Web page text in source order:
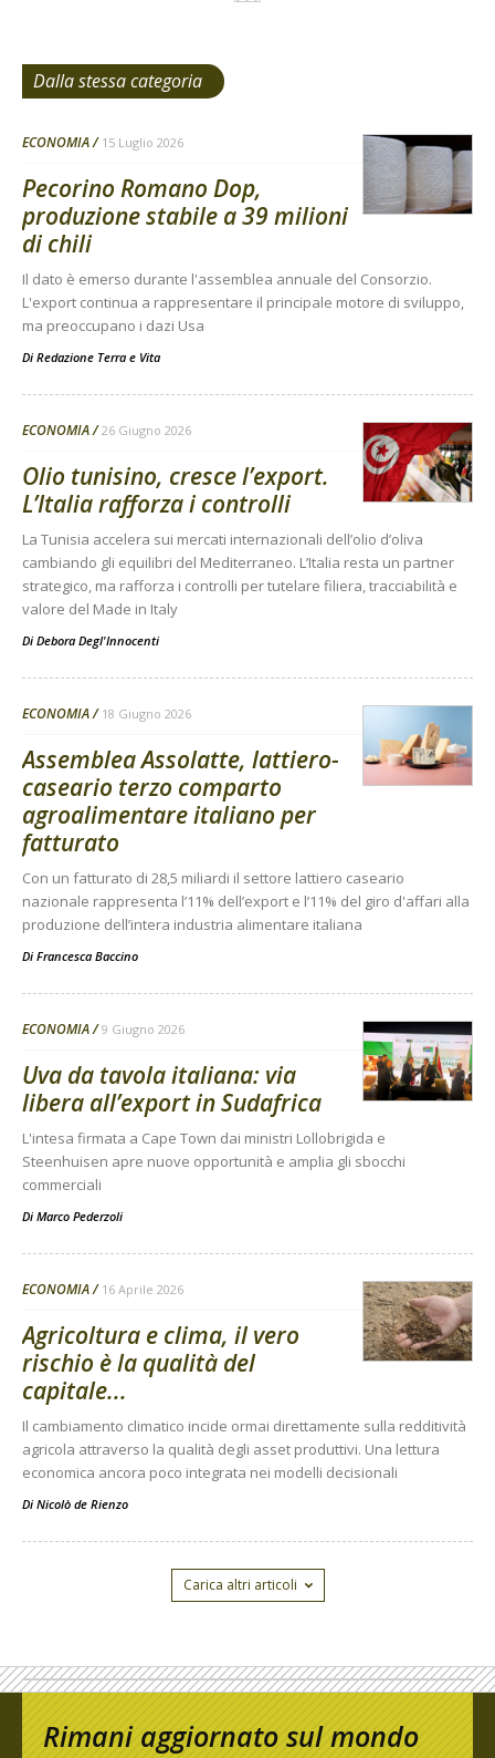
Dalla stessa categoria
ECONOMIA 15 Luglio 2026
Pecorino Romano Dop,
produzione stabile a 39 milioni
di chili
Il dato è emerso durante l'assemblea annuale del Consorzio.
L'export continua a rappresentare il principale motore di sviluppo,
ma preoccupano i dazi Usa
Di Redazione Terra e Vita
ECONOMIA 26 Giugno 2026
Olio tunisino, cresce l’export.
L’Italia rafforza i controlli
La Tunisia accelera sui mercati internazionali dell’olio d’oliva
cambiando gli equilibri del Mediterraneo. L’Italia resta un partner
strategico, ma rafforza i controlli per tutelare filiera, tracciabilità e
valore del Made in Italy
Di Debora Degl'Innocenti
ECONOMIA 18 Giugno 2026
Assemblea Assolatte, lattiero-
caseario terzo comparto
agroalimentare italiano per
fatturato
Con un fatturato di 28,5 miliardi il settore lattiero caseario
nazionale rappresenta l’11% dell’export e l’11% del giro d'affari alla
produzione dell’intera industria alimentare italiana
Di Francesca Baccino
ECONOMIA 9 Giugno 2026
Uva da tavola italiana: via
libera all’export in Sudafrica
L'intesa firmata a Cape Town dai ministri Lollobrigida e
Steenhuisen apre nuove opportunità e amplia gli sbocchi
commerciali
Di Marco Pederzoli
ECONOMIA 16 Aprile 2026
Agricoltura e clima, il vero
rischio è la qualità del
capitale...
Il cambiamento climatico incide ormai direttamente sulla redditività
agricola attraverso la qualità degli asset produttivi. Una lettura
economica ancora poco integrata nei modelli decisionali
Di Nicolò de Rienzo
Carica altri articoli
Rimani aggiornato sul mondo